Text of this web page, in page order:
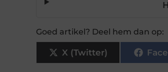
Goed artikel? Deel hem dan op:
X (Twitter)